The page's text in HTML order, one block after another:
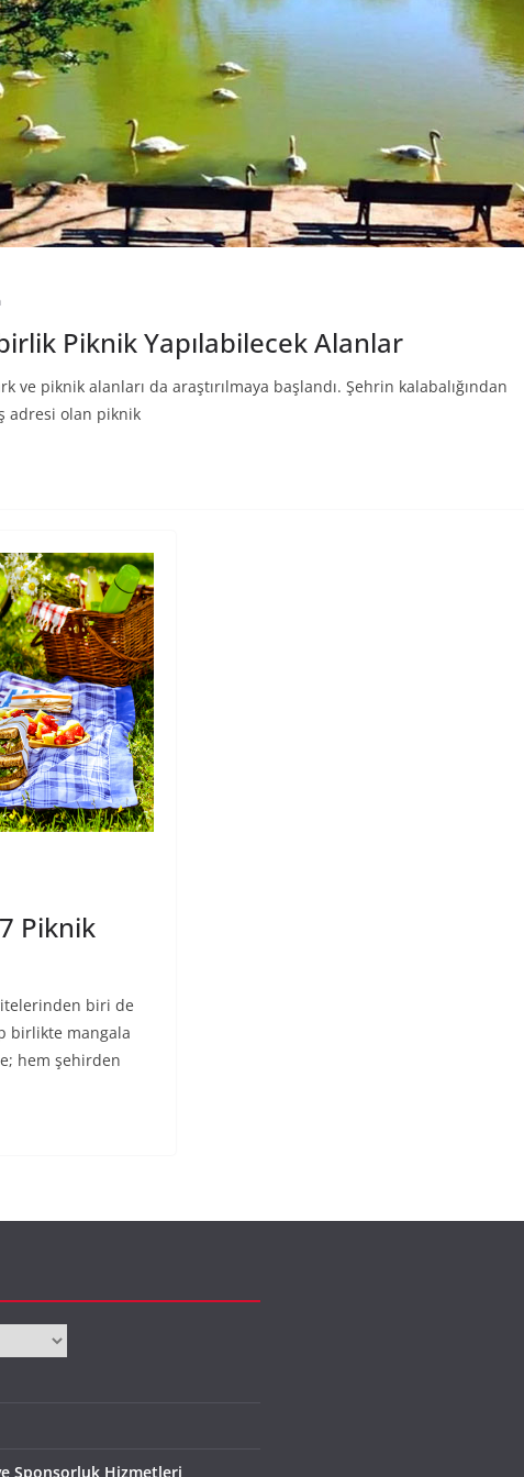
Piknik Yapılabilecek Alanlar
ve piknik alanları da araştırılmaya başlandı. Şehrin kalabalığından
adresi olan piknik
Piknik
biri de
birlikte mangala
hem şehirden
Sponsorluk Hizmetleri